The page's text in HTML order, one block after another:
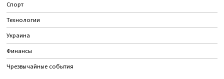
Спорт
Технологии
Украина
Финансы
Чрезвычайные события